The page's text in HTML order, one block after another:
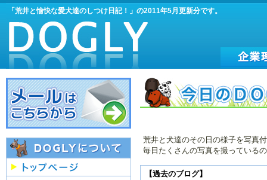
「荒井と愉快な愛犬達のしつけ日記！」の2011年5月更新分です。
荒井と犬達のその日の様子を写真
毎日たくさんの写真を撮っている
【過去のブログ】